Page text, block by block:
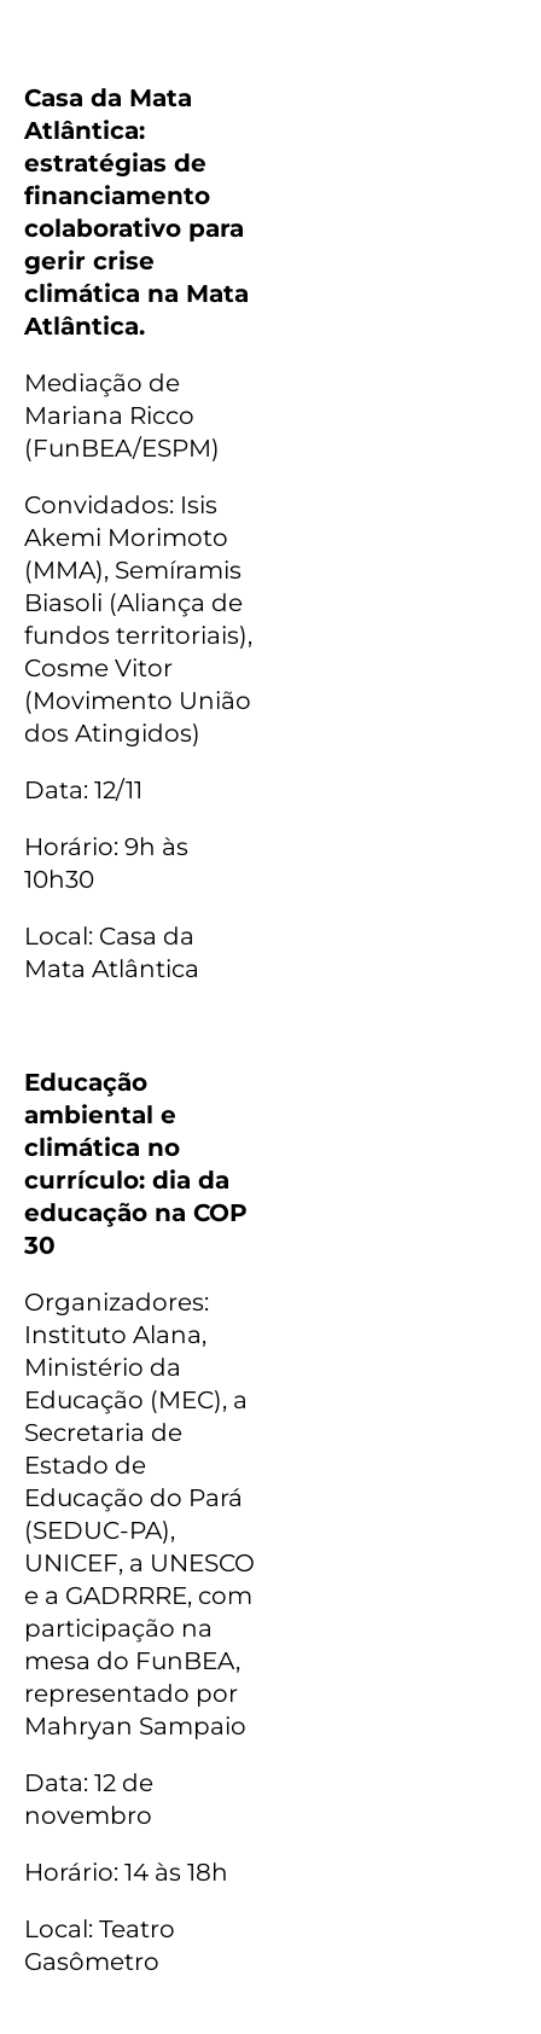
Casa da Mata
Atlântica:
estratégias de
financiamento
colaborativo para
gerir crise
climática na Mata
Atlântica.
Mediação de
Mariana Ricco
(FunBEA/ESPM)
Convidados: Isis
Akemi Morimoto
(MMA), Semíramis
Biasoli (Aliança de
fundos territoriais),
Cosme Vitor
(Movimento União
dos Atingidos)
Data: 12/11
Horário: 9h às
10h30
Local: Casa da
Mata Atlântica
Educação
ambiental e
climática no
currículo: dia da
educação na COP
30
Organizadores:
Instituto Alana,
Ministério da
Educação (MEC), a
Secretaria de
Estado de
Educação do Pará
(SEDUC-PA),
UNICEF, a UNESCO
e a GADRRRE, com
participação na
mesa do FunBEA,
representado por
Mahryan Sampaio
Data: 12 de
novembro
Horário: 14 às 18h
Local: Teatro
Gasômetro